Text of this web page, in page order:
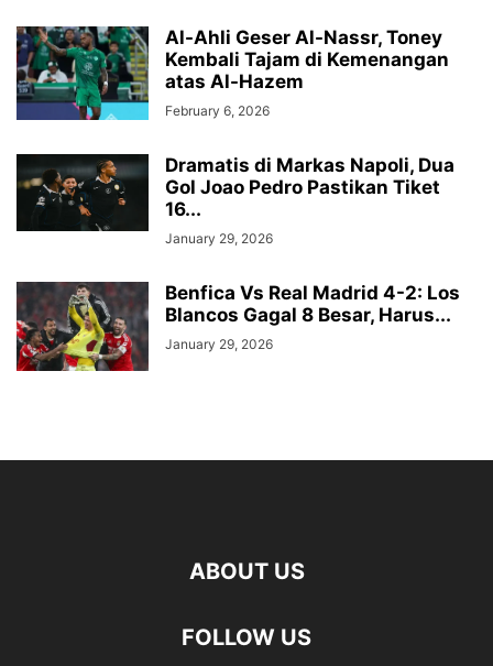
Al-Ahli Geser Al-Nassr, Toney
Kembali Tajam di Kemenangan
atas Al-Hazem
February 6, 2026
Dramatis di Markas Napoli, Dua
Gol Joao Pedro Pastikan Tiket
16...
January 29, 2026
Benfica Vs Real Madrid 4-2: Los
Blancos Gagal 8 Besar, Harus...
January 29, 2026
ABOUT US
FOLLOW US